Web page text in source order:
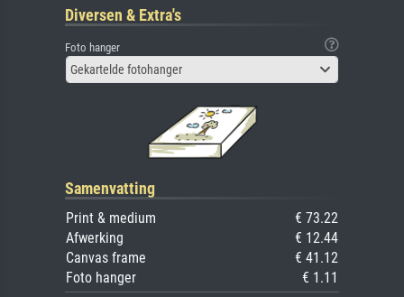
Diversen & Extra's
Foto hanger
Gekartelde fotohanger
Samenvatting
Print & medium
€ 73.22
Afwerking
€ 12.44
Canvas frame
€ 41.12
Foto hanger
€ 1.11